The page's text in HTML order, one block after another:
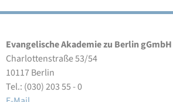
Evangelische Akademie zu Berlin gGmbH
Charlottenstraße 53/54
10117 Berlin
Tel.: (030) 203 55 - 0